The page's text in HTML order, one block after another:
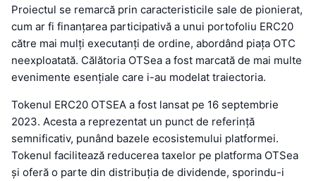
Proiectul se remarcă prin caracteristicile sale de pionierat,
cum ar fi finanțarea participativă a unui portofoliu ERC20
către mai mulți executanți de ordine, abordând piața OTC
neexploatată. Călătoria OTSea a fost marcată de mai multe
evenimente esențiale care i-au modelat traiectoria.
Tokenul ERC20 OTSEA a fost lansat pe 16 septembrie
2023. Acesta a reprezentat un punct de referință
semnificativ, punând bazele ecosistemului platformei.
Tokenul facilitează reducerea taxelor pe platforma OTSea
și oferă o parte din distribuția de dividende, sporindu-i